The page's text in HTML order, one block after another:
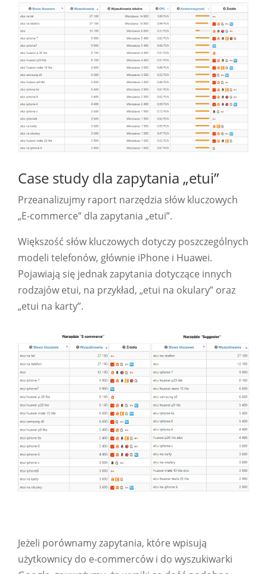
Case study dla zapytania „etui”
Przeanalizujmy raport narzędzia słów kluczowych
„E-commerce” dla zapytania „etui”.
Większość słów kluczowych dotyczy poszczególnych
modeli telefonów, głównie iPhone i Huawei.
Pojawiają się jednak zapytania dotyczące innych
rodzajów etui, na przykład, „etui na okulary” oraz
„etui na karty”.
Jeżeli porównamy zapytania, które wpisują
użytkownicy do e-commerców i do wyszukiwarki